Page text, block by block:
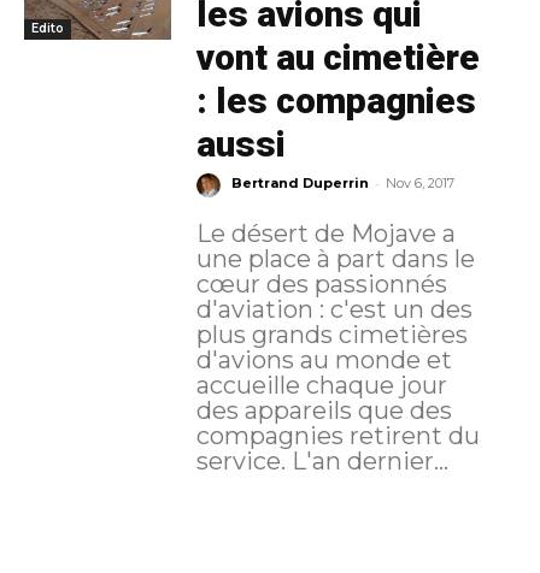
Edito
les avions qui
vont au cimetière
: les compagnies
aussi
Bertrand Duperrin - Nov 6, 2017
Le désert de Mojave a
une place à part dans le
cœur des passionnés
d'aviation : c'est un des
plus grands cimetières
d'avions au monde et
accueille chaque jour
des appareils que des
compagnies retirent du
service. L'an dernier...